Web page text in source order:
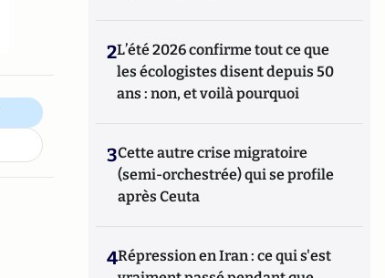
2L’été 2026 confirme tout ce que
les écologistes disent depuis 50
ans : non, et voilà pourquoi
3Cette autre crise migratoire
(semi-orchestrée) qui se profile
après Ceuta
4Répression en Iran : ce qui s'est